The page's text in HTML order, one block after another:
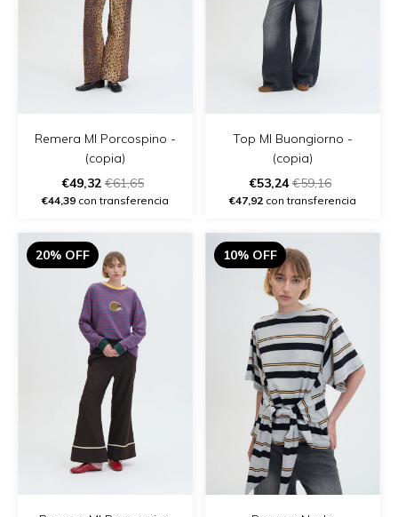
Remera Ml Porcospino -
(copia)
€49,32 €61,65
€44,39 con transferencia
Top Ml Buongiorno -
(copia)
€53,24€59,16
€47,92 con transferencia
20% OFF 10% OFF